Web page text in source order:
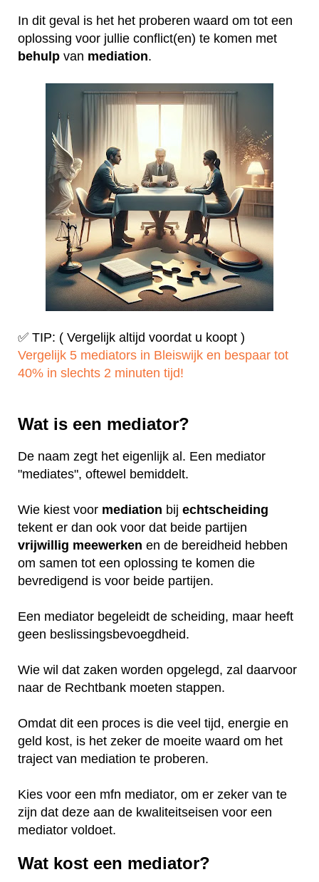
In dit geval is het het proberen waard om tot een
oplossing voor jullie conflict(en) te komen met
behulp van mediation.
✅ TIP: ( Vergelijk altijd voordat u koopt )
Vergelijk 5 mediators in Bleiswijk en bespaar tot
40% in slechts 2 minuten tijd!
Wat is een mediator?
De naam zegt het eigenlijk al. Een mediator
"mediates", oftewel bemiddelt.
Wie kiest voor mediation bij echtscheiding
tekent er dan ook voor dat beide partijen
vrijwillig meewerken en de bereidheid hebben
om samen tot een oplossing te komen die
bevredigend is voor beide partijen.
Een mediator begeleidt de scheiding, maar heeft
geen beslissingsbevoegdheid.
Wie wil dat zaken worden opgelegd, zal daarvoor
naar de Rechtbank moeten stappen.
Omdat dit een proces is die veel tijd, energie en
geld kost, is het zeker de moeite waard om het
traject van mediation te proberen.
Kies voor een mfn mediator, om er zeker van te
zijn dat deze aan de kwaliteitseisen voor een
mediator voldoet.
Wat kost een mediator?